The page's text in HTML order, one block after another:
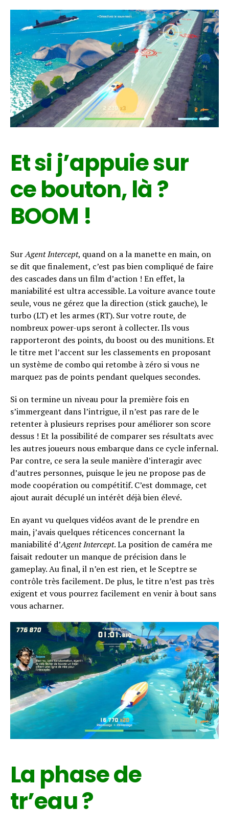
Et si j’appuie sur
ce bouton, là ?
BOOM !
SurAgent Intercept, quand on a la manette en main, on
se dit que finalement, c’est pas bien compliqué de faire
des cascades dans un film d’action ! En effet, la
maniabilité est ultra accessible. La voiture avance toute
seule, vous ne gérez que la direction (stick gauche), le
turbo (LT) et les armes (RT). Sur votre route, de
nombreux power-ups seront à collecter. Ils vous
rapporteront des points, du boost ou des munitions. Et
le titre met l’accent sur les classements en proposant
un système de combo qui retombe à zéro si vous ne
marquez pas de points pendant quelques secondes.
Si on termine un niveau pour la première fois en
s’immergeant dans l’intrigue, il n’est pas rare de le
retenter à plusieurs reprises pour améliorer son score
dessus ! Et la possibilité de comparer ses résultats avec
les autres joueurs nous embarque dans ce cycle infernal.
Par contre, ce sera la seule manière d’interagir avec
d’autres personnes, puisque le jeu ne propose pas de
mode coopération ou compétitif. C’est dommage, cet
ajout aurait décuplé un intérêt déjà bien élevé.
En ayant vu quelques vidéos avant de le prendre en
main, j’avais quelques réticences concernant la
maniabilité d’Agent Intercept. La position de caméra me
faisait redouter un manque de précision dans le
gameplay. Au final, il n’en est rien, et le Sceptre se
contrôle très facilement. De plus, le titre n’est pas très
exigent et vous pourrez facilement en venir à bout sans
vous acharner.
La phase de
tr’eau ?